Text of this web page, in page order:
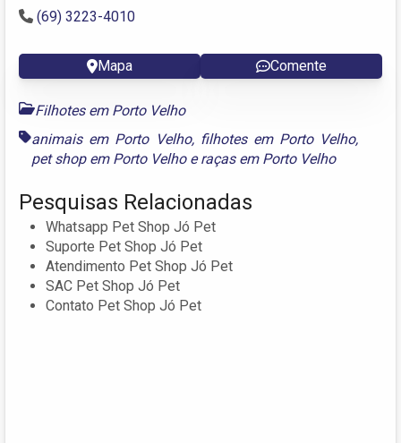
(69) 3223-4010
Mapa Comente
Filhotes em Porto Velho
animais em Porto Velho, filhotes em Porto Velho,
pet shop em Porto Velhoeraças em Porto Velho
Pesquisas Relacionadas
Whatsapp Pet Shop Jó Pet
Suporte Pet Shop Jó Pet
Atendimento Pet Shop Jó Pet
SAC Pet Shop Jó Pet
Contato Pet Shop Jó Pet